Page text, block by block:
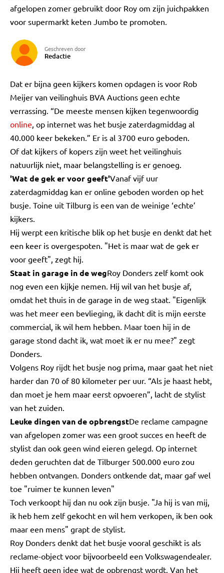
afgelopen zomer gebruikt door Roy om zijn juichpakken
voor supermarkt keten Jumbo te promoten.
Geschreven door
Redactie
Dat er bijna geen kijkers komen opdagen is voor Rob
Meijer van veilinghuis BVA Auctions geen echte
verrassing. “De meeste mensen kijken tegenwoordig
online, op internet was het busje zaterdagmiddag al
40.000 keer bekeken.” Er is al 3700 euro geboden.
Of dat kijkers of kopers zijn weet het veilinghuis
natuurlijk niet, maar belangstelling is er genoeg.
'Wat de gek er voor geeft'Vanaf vijf uur
zaterdagmiddag kan er online geboden worden op het
busje. Toine uit Tilburg is een van de weinige ‘echte’
kijkers.
Hij werpt een kritische blik op het busje en denkt dat het
een keer is overgespoten. "Het is maar wat de gek er
voor geeft", zegt hij.
Staat in garage in de wegRoy Donders zelf komt ook
nog even een kijkje nemen. Hij wil van het busje af,
omdat het thuis in de garage in de weg staat. "Eigenlijk
was het meer een bevlieging, ik dacht dit is mijn eerste
commercial, ik wil hem hebben. Maar toen hij in de
garage stond dacht ik, wat moet ik er nu mee?" zegt
Donders.
Volgens Roy rijdt het busje nog prima, maar gaat het niet
harder dan 70 of 80 kilometer per uur. “Als je haast hebt,
dan moet je hem maar eerst opvoeren”, lacht de stylist
van het zuiden.
Leuke dingen van de opbrengstDe reclame campagne
van afgelopen zomer was een groot succes en heeft de
stylist dan ook geen wind eieren gelegd. Op internet
deden geruchten dat de Tilburger 500.000 euro zou
hebben ontvangen. Donders ontkende dat, maar gaf wel
toe "ruimer te kunnen leven"
Toch verkoopt hij dan nu ook zijn busje. "Ja hij is van mij,
ik heb hem zelf gekocht en wil hem verkopen, ik ben ook
maar een mens" grapt de stylist.
Roy Donders denkt dat het busje vooral geschikt is als
reclame-object voor bijvoorbeeld een Volkswagendealer.
Hij heeft geen idee wat de opbrengst wordt. Van het